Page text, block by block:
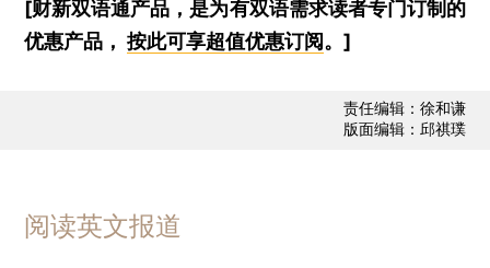
[财新双语通产品，是为有双语需求读者专门订制的
优惠产品，按此可享超值优惠订阅 。]
责任编辑：徐和谦
版面编辑：邱祺璞
阅读英文报道